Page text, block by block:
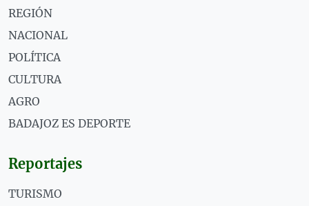
REGIÓN
NACIONAL
POLÍTICA
CULTURA
AGRO
BADAJOZ ES DEPORTE
Reportajes
TURISMO